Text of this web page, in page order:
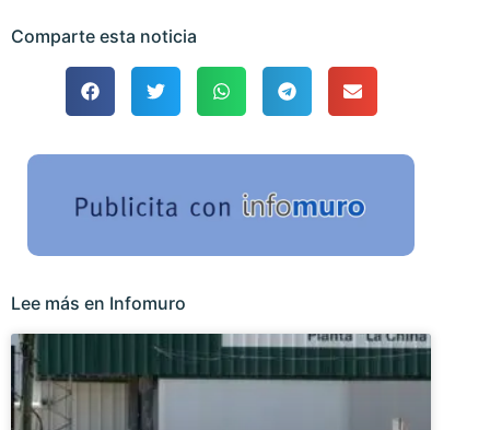
Comparte esta noticia
Lee más en Infomuro